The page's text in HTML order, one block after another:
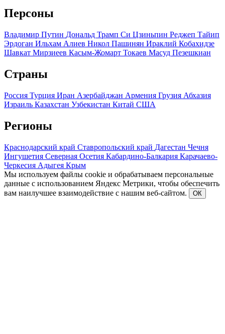
Персоны
Владимир Путин Дональд Трамп Си Цзиньпин Реджеп Тайип
Эрдоган Ильхам Алиев Никол Пашинян Ираклий Кобахидзе
Шавкат Мирзиеев Касым-Жомарт Токаев Масуд Пезешкиан
Страны
Россия Турция Иран Азербайджан Армения Грузия Абхазия
Израиль Казахстан Узбекистан Китай США
Регионы
Краснодарский край Ставропольский край Дагестан Чечня
Ингушетия Северная Осетия Кабардино-Балкария Карачаево-
Черкесия Адыгея Крым
Мы используем файлы cookie и обрабатываем персональные
данные с использованием Яндекс Метрики, чтобы обеспечить
вам наилучшее взаимодействие с нашим веб-сайтом.
ОК